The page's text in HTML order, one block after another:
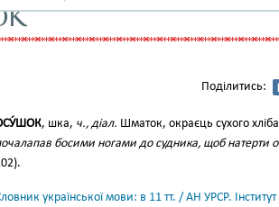
Поділитись:
, шка, ч., діал. Шматок, окраєць сухого
босими ногами до судника, щоб натерти
української мови: в 11 тт. / АН УРСР.